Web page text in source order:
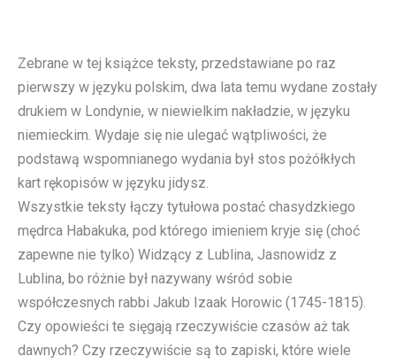
Zebrane w tej książce teksty, przedstawiane po raz
pierwszy w języku polskim, dwa lata temu wydane zostały
drukiem w Londynie, w niewielkim nakładzie, w języku
niemieckim. Wydaje się nie ulegać wątpliwości, że
podstawą wspomnianego wydania był stos pożółkłych
kart rękopisów w języku jidysz.
Wszystkie teksty łączy tytułowa postać chasydzkiego
mędrca Habakuka, pod którego imieniem kryje się (choć
zapewne nie tylko) Widzący z Lublina, Jasnowidz z
Lublina, bo różnie był nazywany wśród sobie
współczesnych rabbi Jakub Izaak Horowic (1745-1815).
Czy opowieści te sięgają rzeczywiście czasów aż tak
dawnych? Czy rzeczywiście są to zapiski, które wiele